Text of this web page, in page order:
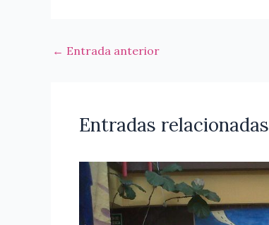
← Entrada anterior
Entradas relacionadas